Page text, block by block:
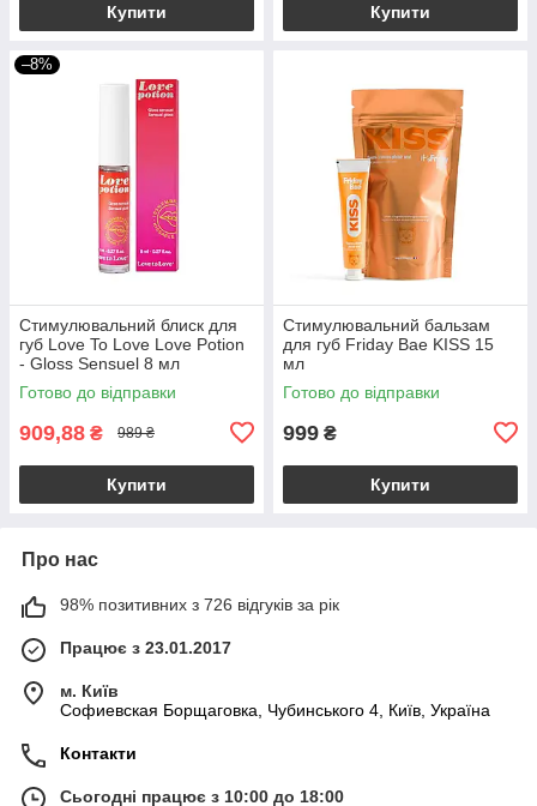
Купити Купити
–8%
Стимулювальний блиск для
губ Love To Love Love Potion
- Gloss Sensuel 8 мл
Готово до відправки
909,88 ₴ 989 ₴
Купити
Стимулювальний бальзам
для губ Friday Bae KISS 15
мл
Готово до відправки
999 ₴
Купити
Про нас
98% позитивних з 726 відгуків за рік
Працює з 23.01.2017
м. Київ
Софиевская Борщаговка, Чубинського 4, Київ, Україна
Контакти
Сьогодні працює з 10:00 до 18:00